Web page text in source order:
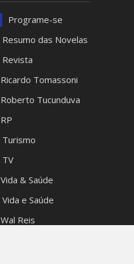
Programe-se
Resumo das Novelas
Revista
Ricardo Tomassoni
Roberto Tucunduva
RP
Turismo
TV
Vida & Saúde
Vida e Saúde
Wal Reis